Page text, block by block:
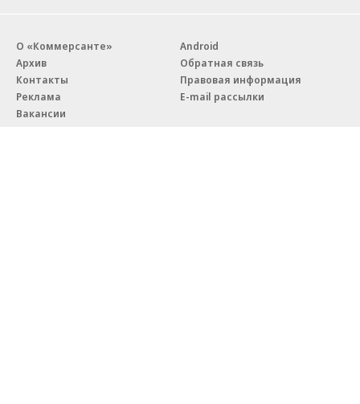
О «Коммерсанте»
Архив
Контакты
Реклама
Вакансии
Android
Обратная связь
Правовая информация
E-mail рассылки